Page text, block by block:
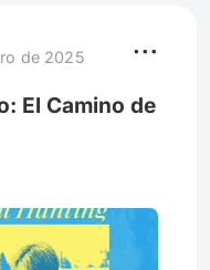
la
de 2025
El Camino de